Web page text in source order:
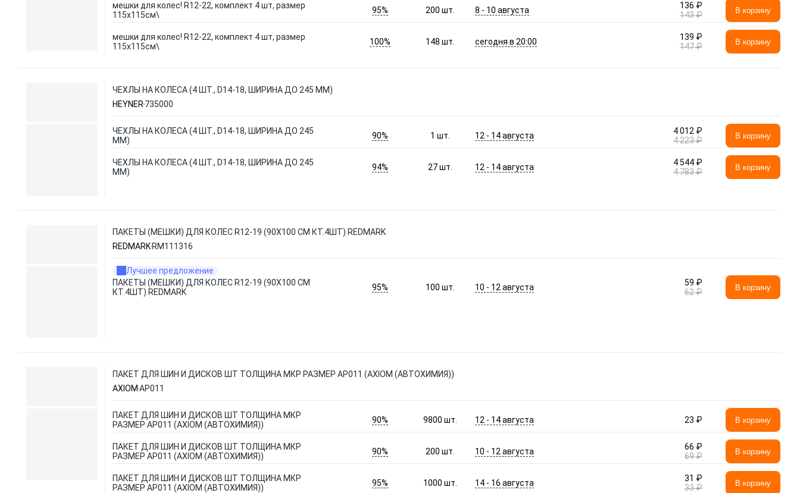
мешки для колес! R12-22, комплект 4 шт, размер
115х115см\
95% 200шт. 8 - 10 августа
136 ₽
143 ₽
В корзину
мешки для колес! R12-22, комплект 4 шт, размер
115х115см\
100% 148шт. сегодня в 20:00
139 ₽
147 ₽
В корзину
ЧЕХЛЫ НА КОЛЕСА (4 ШТ., D14-18, ШИРИНА ДО 245 ММ)
HEYNER 735000
ЧЕХЛЫ НА КОЛЕСА (4 ШТ., D14-18, ШИРИНА ДО 245
ММ)
90% 1шт. 12 - 14 августа
4 012 ₽
4 223 ₽
В корзину
ЧЕХЛЫ НА КОЛЕСА (4 ШТ., D14-18, ШИРИНА ДО 245
ММ)
94% 27шт. 12 - 14 августа
4 544 ₽
4 783 ₽
В корзину
ПАКЕТЫ (МЕШКИ) ДЛЯ КОЛЕС R12-19 (90X100 СМ КТ.4ШТ) REDMARK
REDMARK RM111316
Лучшее предложение
ПАКЕТЫ (МЕШКИ) ДЛЯ КОЛЕС R12-19 (90X100 СМ
КТ.4ШТ) REDMARK
95% 100шт. 10 - 12 августа
59 ₽
62 ₽
В корзину
ПАКЕТ ДЛЯ ШИН И ДИСКОВ ШТ ТОЛЩИНА МКР РАЗМЕР AP011 (AXIOM (АВТОХИМИЯ))
AXIOM AP011
ПАКЕТ ДЛЯ ШИН И ДИСКОВ ШТ ТОЛЩИНА МКР
РАЗМЕР AP011 (AXIOM (АВТОХИМИЯ))
90% 9800шт. 12 - 14 августа 23 ₽ В корзину
ПАКЕТ ДЛЯ ШИН И ДИСКОВ ШТ ТОЛЩИНА МКР
РАЗМЕР AP011 (AXIOM (АВТОХИМИЯ))
90% 200шт. 10 - 12 августа
66 ₽
69 ₽
В корзину
ПАКЕТ ДЛЯ ШИН И ДИСКОВ ШТ ТОЛЩИНА МКР
РАЗМЕР AP011 (AXIOM (АВТОХИМИЯ))
95% 1000шт. 14 - 16 августа
31 ₽
33 ₽
В корзину